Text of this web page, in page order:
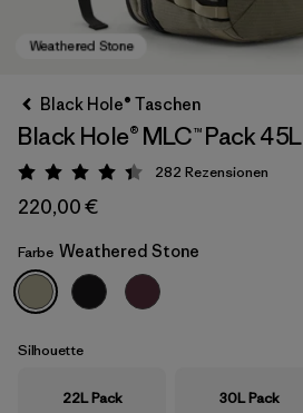
Weathered Stone
Black Hole® Taschen
Black Hole® MLC™ Pack 45L
Bewertung: 4.4 / 5
282 Rezensionen
220,00 €
Farbe Weathered Stone
Silhouette
22L Pack 30L Pack